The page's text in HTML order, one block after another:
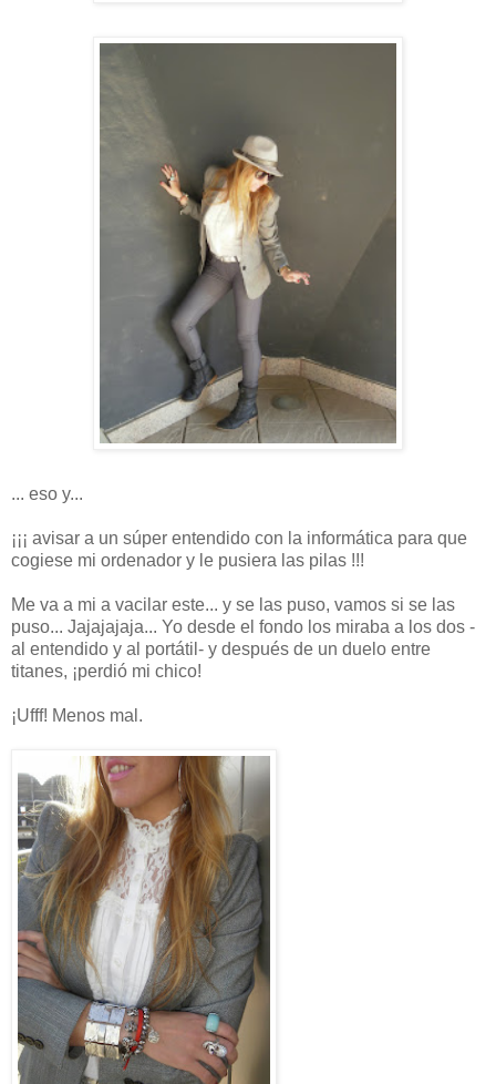
... eso y...
¡¡¡ avisar a un súper entendido con la informática para que
cogiese mi ordenador y le pusiera las pilas !!!
Me va a mi a vacilar este... y se las puso, vamos si se las
puso... Jajajajaja... Yo desde el fondo los miraba a los dos -
al entendido y al portátil- y después de un duelo entre
titanes, ¡perdió mi chico!
¡Ufff! Menos mal.